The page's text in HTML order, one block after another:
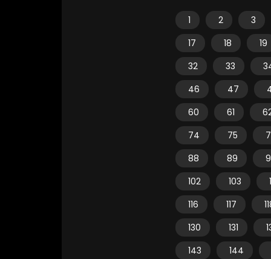
1 2
3
17
18
19
32
33
46
47
60
61
74
75
88
89
102
103
116
117
130
131
143
144